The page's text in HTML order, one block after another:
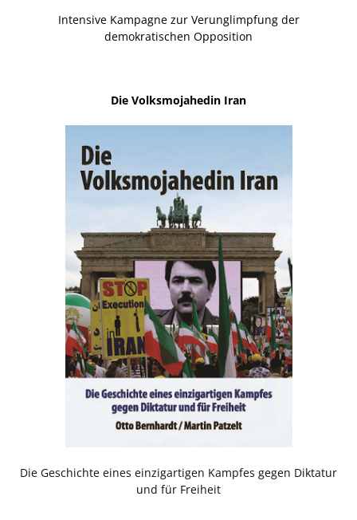
Intensive Kampagne zur Verunglimpfung der
demokratischen Opposition
Die Volksmojahedin Iran
Die Geschichte eines einzigartigen Kampfes gegen Diktatur
und für Freiheit